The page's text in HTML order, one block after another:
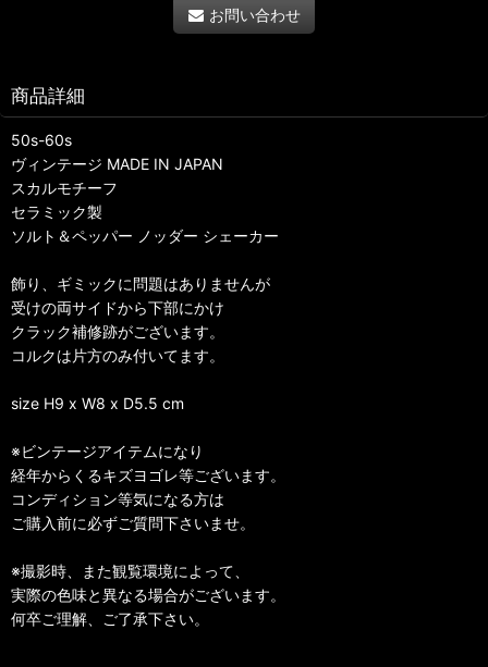
お問い合わせ
商品詳細
50s-60s
ヴィンテージ MADE IN JAPAN
スカルモチーフ
セラミック製
ソルト＆ペッパー ノッダー シェーカー
飾り、ギミックに問題はありませんが
受けの両サイドから下部にかけ
クラック補修跡がございます。
コルクは片方のみ付いてます。
size H9 x W8 x D5.5 cm
※ビンテージアイテムになり
経年からくるキズヨゴレ等ございます。
コンディション等気になる方は
ご購入前に必ずご質問下さいませ。
※撮影時、また観覧環境によって、
実際の色味と異なる場合がございます。
何卒ご理解、ご了承下さい。